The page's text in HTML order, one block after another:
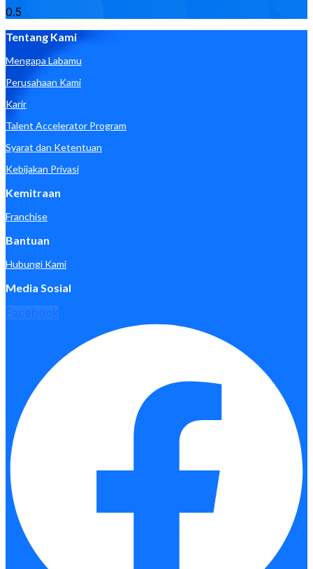
Tentang Kami
Mengapa Labamu
Perusahaan Kami
Karir
Talent Accelerator Program
Syarat dan Ketentuan
Kebijakan Privasi
Kemitraan
Franchise
Bantuan
Hubungi Kami
Media Sosial